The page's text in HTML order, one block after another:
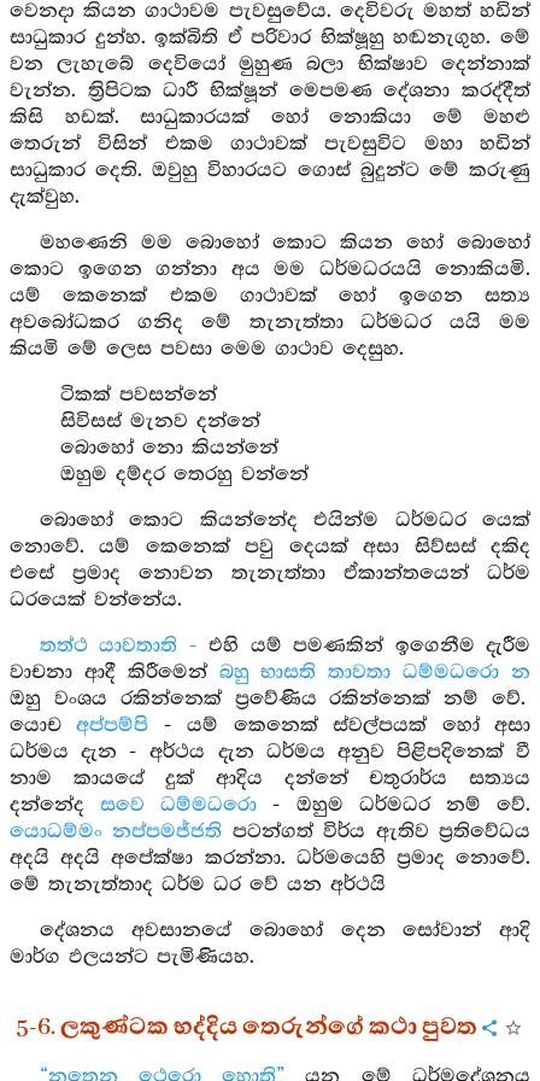
වෙනදා කියන ගාථාවම පැවසුවේය. දෙවිවරු මහත් හඩින්
සාධුකාර දුන්හ. ඉක්බිති ඒ පරිවාර භික්ෂූහු හඬනැගුහ. මේ
වන ලැහැබේ දෙවියෝ මුහුණ බලා භික්ෂාව දෙන්නාක්
වැන්න. ත්‍රිපිටක ධාරී භික්ෂූන් මෙපමණ දේශනා කරද්දීත්
කිසි හඩක්. සාධුකාරයක් හෝ නොකියා මේ මහළු
තෙරුන් විසින් එකම ගාථාවක් පැවසුවිට මහා හඩින්
සාධුකාර දෙති. ඔවුහු විහාරයට ගොස් බුදුන්ට මේ කරුණු
දැක්වුහ.
මහණෙනි මම බොහෝ කොට කියන හෝ බොහෝ
කොට ඉගෙන ගන්නා අය මම ධර්මධරයයි නොකියමි.
යම් කෙනෙක් එකම ගාථාවක් හෝ ඉගෙන සත්‍ය
අවබෝධකර ගනිද මේ තැනැත්තා ධර්මධර යයි මම
කියමි මේ ලෙස පවසා මෙම ගාථාව දෙසුහ.
ටිකක් පවසන්නේ
සිවිසස් මැනව දන්නේ
බොහෝ නො කියන්නේ
ඔහුම දම්දර තෙරහු වන්නේ
බොහෝ කොට කියන්නේද එයින්ම ධර්මධර යෙක්
නොවේ. යම් කෙනෙක් පවු දෙයක් අසා සිව්සස් දකිද
එසේ ප්‍රමාද නොවන තැනැත්තා ඒකාන්තයෙන් ධර්ම
ධරයෙක් වන්නේය.
තත්ථ යාවතාති - එහි යම් පමණකින් ඉගෙනීම දැරීම
වාචනා ආදී කිරීමෙන් බහු භාසති තාවතා ධම්මධරො න
ඔහු වංශය රකින්නෙක් ප්‍රවේණිය රකින්නෙක් නම් වේ.
යොචඅප්පම්පි - යම් කෙනෙක් ස්වල්පයක් හෝ අසා
ධර්මය දැන - අර්ථය දැන ධර්මය අනුව පිළිපදිනෙක් වී
නාම කායයේ දුක් ආදිය දන්නේ චතුරාර්ය සත්‍යය
දන්නේද සවෙ ධම්මධරො - ඔහුම ධර්මධර නම් වේ.
යොධම්මං නප්පමජ්ජති පටන්ගත් විර්ය ඇතිව ප්‍රතිවේධය
අදයි අදයි අපේක්ෂා කරන්නා. ධර්මයෙහි ප්‍රමාද නොවේ.
මේ තැනැත්තාද ධර්ම ධර වේ යන අර්ථයි
දේශනය අවසානයේ බොහෝ දෙන සෝවාන් ආදි
මාර්ග ඵලයන්ට පැමිණියහ.
5-6. ලකුණ්ටක භද්දිය තෙරුන්ගේ කථා පුවත